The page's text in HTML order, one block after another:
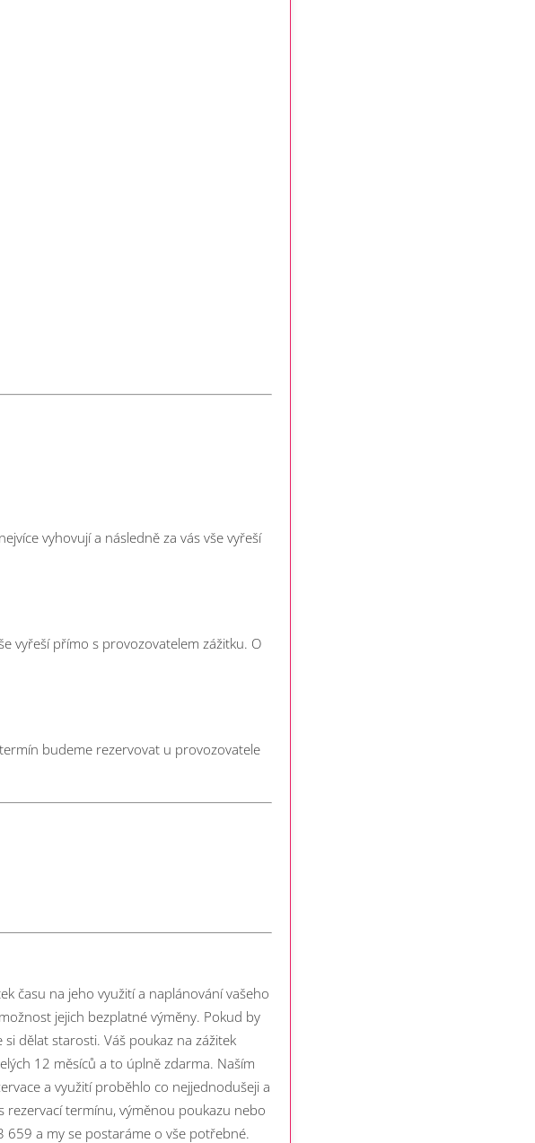
vyhovují a následně za vás vše vyřeší
vyřeší přímo s provozovatelem zážitku. O
budeme rezervovat u provozovatele
času na jeho využití a naplánování vašeho
jejich bezplatné výměny. Pokud by
dělat starosti. Váš poukaz na zážitek
12 měsíců a to úplně zdarma. Naším
a využití proběhlo co nejjednodušeji a
rezervací termínu, výměnou poukazu nebo
659 a my se postaráme o vše potřebné.